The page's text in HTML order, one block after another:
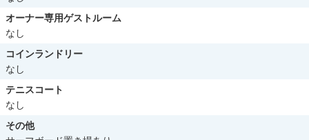
オーナー専用ゲストルーム
なし
コインランドリー
なし
テニスコート
なし
その他